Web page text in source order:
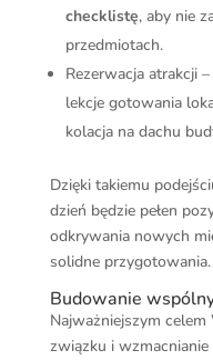
checklistę, aby nie
przedmiotach.
Rezerwacja atrakcji
lekcje gotowania
kolacja na dachu
Dzięki takiemu
dzień będzie pełen
odkrywania nowych
solidne przygotowania.
Budowanie
Najważniejszym
związku i